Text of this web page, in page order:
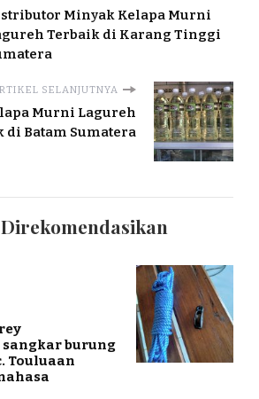
Minyak Kelapa Murni
Terbaik di Karang Tinggi
SELANJUTNYA
Murni Lagureh
di Batam Sumatera
burung
Touluaan